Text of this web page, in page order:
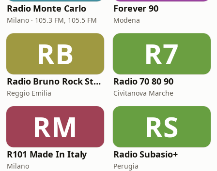
Radio Monte Carlo
Milano · 105.3 FM, 105.5 FM
Forever 90
Modena
RB
Radio Bruno Rock Station
Reggio Emilia
R7
Radio 70 80 90
Civitanova Marche
RM
R101 Made In Italy
Milano
RS
Radio Subasio+
Perugia